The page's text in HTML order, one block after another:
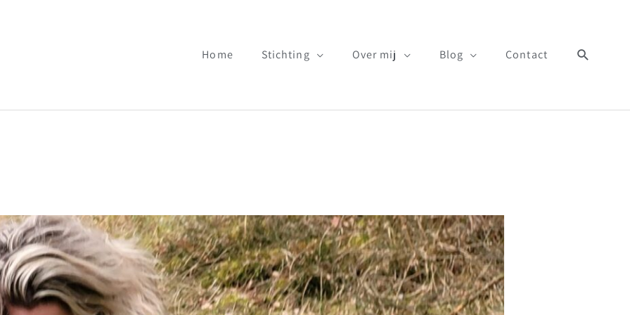
Home Stichting Over mij Blog Contact Zoeken